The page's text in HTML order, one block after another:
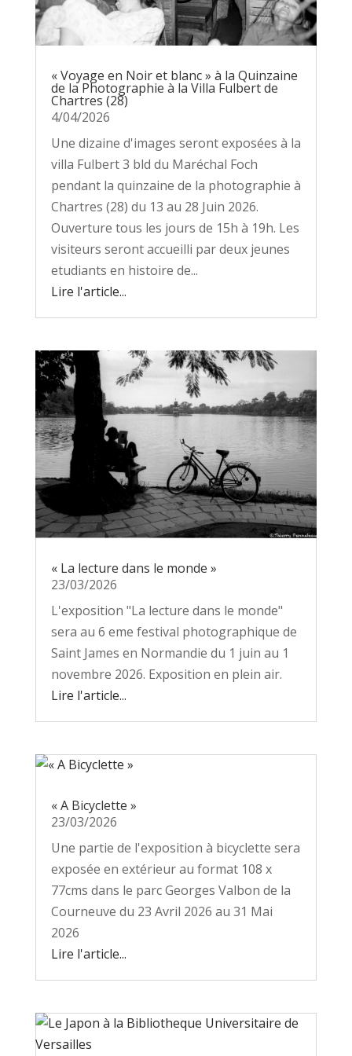
« Voyage en Noir et blanc » à la Quinzaine
de la Photographie à la Villa Fulbert de
Chartres (28)
4/04/2026
Une dizaine d'images seront exposées à la
villa Fulbert 3 bld du Maréchal Foch
pendant la quinzaine de la photographie à
Chartres (28) du 13 au 28 Juin 2026.
Ouverture tous les jours de 15h à 19h. Les
visiteurs seront accueilli par deux jeunes
etudiants en histoire de...
Lire l'article...
« La lecture dans le monde »
23/03/2026
L'exposition "La lecture dans le monde"
sera au 6 eme festival photographique de
Saint James en Normandie du 1 juin au 1
novembre 2026. Exposition en plein air.
Lire l'article...
« A Bicyclette »
23/03/2026
Une partie de l'exposition à bicyclette sera
exposée en extérieur au format 108 x
77cms dans le parc Georges Valbon de la
Courneuve du 23 Avril 2026 au 31 Mai
2026
Lire l'article...